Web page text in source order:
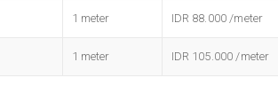
1 meter IDR 88.000 /meter
1 meter IDR 105.000 /meter